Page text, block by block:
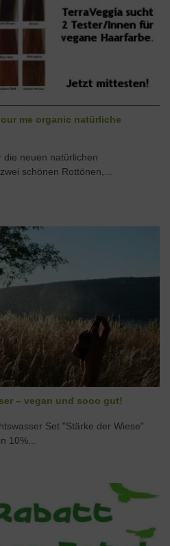
me organic natürliche
die neuen natürlichen
schönen Rottönen,...
– vegan und sooo gut!
Set "Stärke der Wiese"
10%...